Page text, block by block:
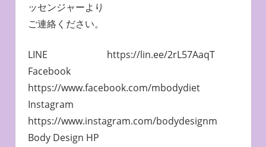
ッセンジャーより
ご連絡ください。
LINE https://lin.ee/2rL57AaqT
Facebook
https://www.facebook.com/mbodydiet
Instagram
https://www.instagram.com/bodydesignm
Body Design HP